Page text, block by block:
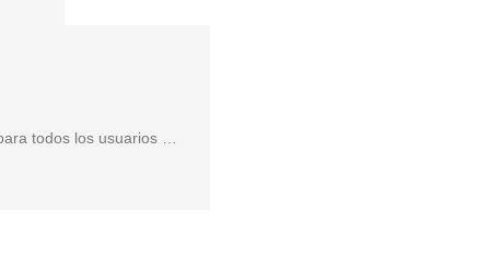
todos los usuarios …